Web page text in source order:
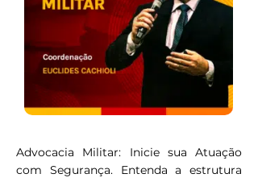
Advocacia Militar: Inicie sua Atuação
com Segurança. Entenda a estrutura